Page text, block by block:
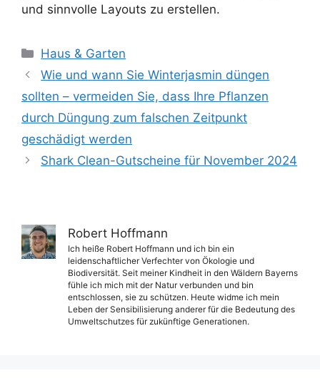
und sinnvolle Layouts zu erstellen.
Kategorien
Haus & Garten
Wie und wann Sie Winterjasmin düngen
sollten – vermeiden Sie, dass Ihre Pflanzen
durch Düngung zum falschen Zeitpunkt
geschädigt werden
Shark Clean-Gutscheine für November 2024
Robert Hoffmann
Ich heiße Robert Hoffmann und ich bin ein
leidenschaftlicher Verfechter von Ökologie und
Biodiversität. Seit meiner Kindheit in den Wäldern Bayerns
fühle ich mich mit der Natur verbunden und bin
entschlossen, sie zu schützen. Heute widme ich mein
Leben der Sensibilisierung anderer für die Bedeutung des
Umweltschutzes für zukünftige Generationen.